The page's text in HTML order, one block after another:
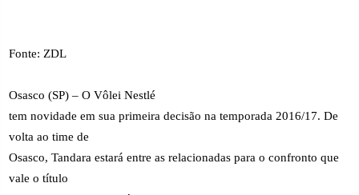
Fonte: ZDL
Osasco (SP) – O Vôlei Nestlé
tem novidade em sua primeira decisão na temporada 2016/17. De
volta ao time de
Osasco, Tandara estará entre as relacionadas para o confronto que
vale o título